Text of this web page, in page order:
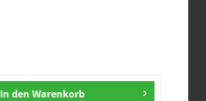
In den Warenkorb